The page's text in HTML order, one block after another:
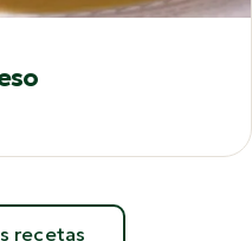
recetas